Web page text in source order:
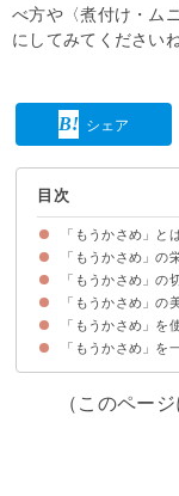
べ方や〈煮付け・ム
にしてみてくださいね
シェア
目次
「もうかさめ」と
「もうかさめ」
「もうかさめ」
「もうかさめ」
「もうかさめ」の
「もうかさめ」の
「もうかさめ」の
「もうかさめ」
「もうかさめ」
「もうかさめ」を
①もうかさめの
②もうかさめの
③もうかさめの
「もうかさめ」を
（このペー